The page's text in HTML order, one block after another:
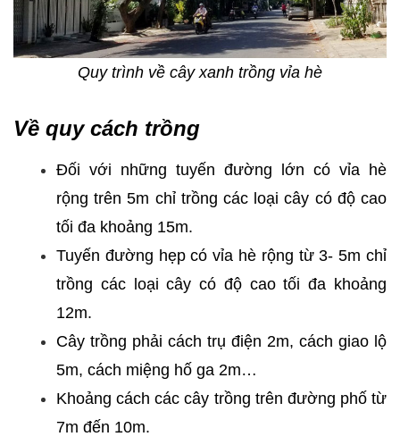
Quy trình về cây xanh trồng vỉa hè
Về quy cách trồng
Đối với những tuyến đường lớn có vỉa hè
rộng trên 5m chỉ trồng các loại cây có độ cao
tối đa khoảng 15m.
Tuyến đường hẹp có vỉa hè rộng từ 3- 5m chỉ
trồng các loại cây có độ cao tối đa khoảng
12m.
Cây trồng phải cách trụ điện 2m, cách giao lộ
5m, cách miệng hố ga 2m…
Khoảng cách các cây trồng trên đường phố từ
7m đến 10m.